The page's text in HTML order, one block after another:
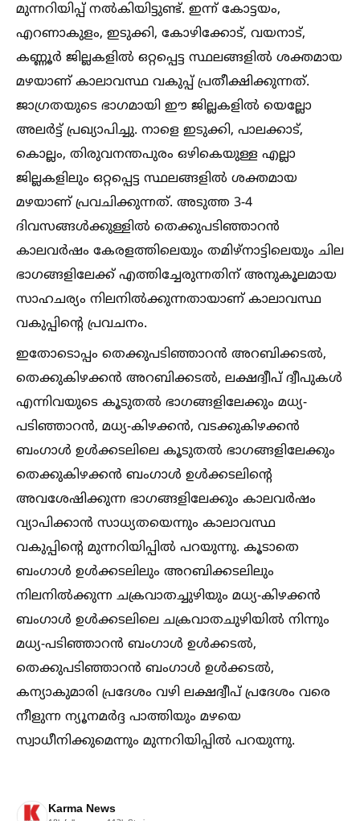
മുന്നറിയിപ്പ് നല്‍കിയിട്ടുണ്ട്. ഇന്ന് കോട്ടയം,
എറണാകുളം, ഇടുക്കി, കോഴിക്കോട്, വയനാട്,
കണ്ണൂര്‍ ജില്ലകളില്‍ ഒറ്റപ്പെട്ട സ്ഥലങ്ങളില്‍ ശക്തമായ
മഴയാണ് കാലാവസ്ഥ വകുപ്പ് പ്രതീക്ഷിക്കുന്നത്.
ജാഗ്രതയുടെ ഭാഗമായി ഈ ജില്ലകളില്‍ യെല്ലോ
അലര്‍ട്ട് പ്രഖ്യാപിച്ചു. നാളെ ഇടുക്കി, പാലക്കാട്,
കൊല്ലം, തിരുവനന്തപുരം ഒഴികെയുള്ള എല്ലാ
ജില്ലകളിലും ഒറ്റപ്പെട്ട സ്ഥലങ്ങളില്‍ ശക്തമായ
മഴയാണ് പ്രവചിക്കുന്നത്. അടുത്ത 3-4
ദിവസങ്ങള്‍ക്കുള്ളില്‍ തെക്കുപടിഞ്ഞാറന്‍
കാലവര്‍ഷം കേരളത്തിലെയും തമിഴ്നാട്ടിലെയും ചില
ഭാഗങ്ങളിലേക്ക് എത്തിച്ചേരുന്നതിന് അനുകൂലമായ
സാഹചര്യം നിലനില്‍ക്കുന്നതായാണ് കാലാവസ്ഥ
വകുപ്പിന്റെ പ്രവചനം.
ഇതോടൊപ്പം തെക്കുപടിഞ്ഞാറന്‍ അറബിക്കടല്‍,
തെക്കുകിഴക്കന്‍ അറബിക്കടല്‍, ലക്ഷദ്വീപ് ദ്വീപുകള്‍
എന്നിവയുടെ കൂടുതല്‍ ഭാഗങ്ങളിലേക്കും മധ്യ-
പടിഞ്ഞാറന്‍, മധ്യ-കിഴക്കന്‍, വടക്കുകിഴക്കന്‍
ബംഗാള്‍ ഉള്‍ക്കടലിലെ കൂടുതല്‍ ഭാഗങ്ങളിലേക്കും
തെക്കുകിഴക്കന്‍ ബംഗാള്‍ ഉള്‍ക്കടലിന്റെ
അവശേഷിക്കുന്ന ഭാഗങ്ങളിലേക്കും കാലവര്‍ഷം
വ്യാപിക്കാന്‍ സാധ്യതയെന്നും കാലാവസ്ഥ
വകുപ്പിന്റെ മുന്നറിയിപ്പില്‍ പറയുന്നു. കൂടാതെ
ബംഗാള്‍ ഉള്‍ക്കടലിലും അറബിക്കടലിലും
നിലനില്‍ക്കുന്ന ചക്രവാതച്ചുഴിയും മധ്യ-കിഴക്കന്‍
ബംഗാള്‍ ഉള്‍ക്കടലിലെ ചക്രവാതചുഴിയില്‍ നിന്നും
മധ്യ-പടിഞ്ഞാറന്‍ ബംഗാള്‍ ഉള്‍ക്കടല്‍,
തെക്കുപടിഞ്ഞാറന്‍ ബംഗാള്‍ ഉള്‍ക്കടല്‍,
കന്യാകുമാരി പ്രദേശം വഴി ലക്ഷദ്വീപ് പ്രദേശം വരെ
നീളുന്ന ന്യൂനമര്‍ദ്ദ പാത്തിയും മഴയെ
സ്വാധീനിക്കുമെന്നും മുന്നറിയിപ്പില്‍ പറയുന്നു.
Karma News